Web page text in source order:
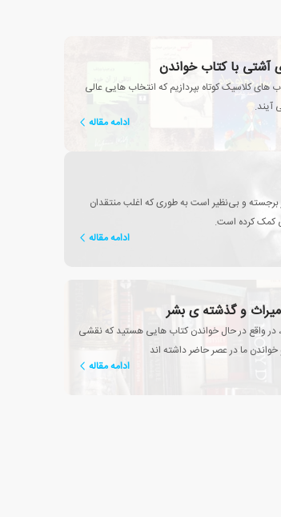
آشتی با کتاب خواندن
های کلاسیک کوتاه بپردازیم که انتخاب هایی عالی
آیند.
ادامه مقاله
برجسته و بی‌نظیر است به طوری که اغلب منتقدان
کمک کرده است.
ادامه مقاله
میراث و گذشته ی بشر
در واقع در حال خواندن کتاب هایی هستید که نقشی
ما در عصر حاضر داشته اند
ادامه مقاله